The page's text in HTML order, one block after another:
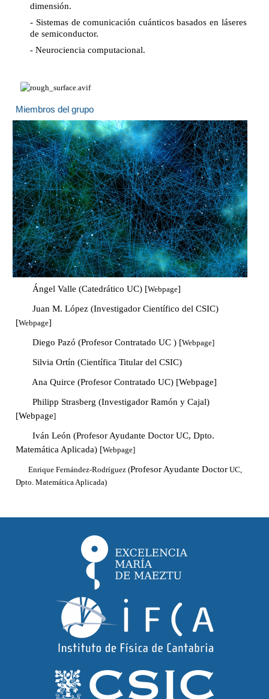
dimensión.
- Sistemas de comunicación cuánticos basados en láseres
de semiconductor.
- Neurociencia computacional.
Miembros del grupo
Ángel Valle (Catedrático UC) [Webpage]
Juan M. López (Investigador Científico del CSIC)
[Webpage]
Diego Pazó (Profesor Contratado UC ) [Webpage]
Silvia Ortín (Científica Titular del CSIC)
Ana Quirce (Profesor Contratado UC) [Webpage]
Philipp Strasberg (Investigador Ramón y Cajal)
[Webpage]
Iván León (Profesor Ayudante Doctor UC, Dpto.
Matemática Aplicada) [Webpage]
Enrique Fernández-Rodríguez (Profesor Ayudante DoctorUC,
Dpto. Matemática Aplicada)